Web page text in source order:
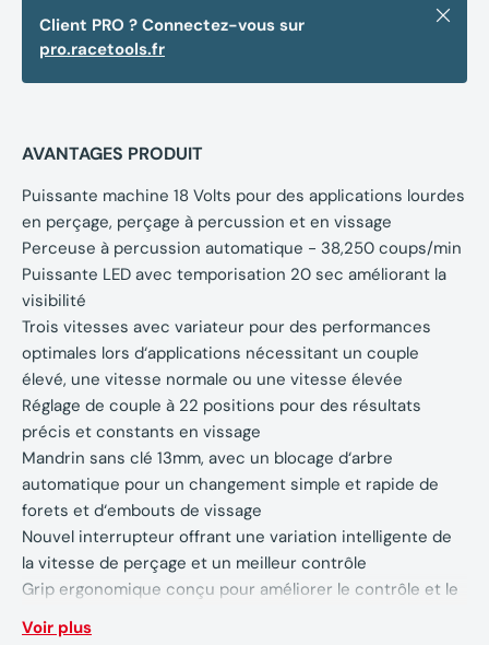
Client PRO ? Connectez-vous sur
pro.racetools.fr
Fermer
AVANTAGES PRODUIT
Puissante machine 18 Volts pour des applications lourdes
en perçage, perçage à percussion et en vissage
Perceuse à percussion automatique - 38,250 coups/min
Puissante LED avec temporisation 20 sec améliorant la
visibilité
Trois vitesses avec variateur pour des performances
optimales lors d‘applications nécessitant un couple
élevé, une vitesse normale ou une vitesse élevée
Réglage de couple à 22 positions pour des résultats
précis et constants en vissage
Mandrin sans clé 13mm, avec un blocage d‘arbre
automatique pour un changement simple et rapide de
forets et d‘embouts de vissage
Nouvel interrupteur offrant une variation intelligente de
la vitesse de perçage et un meilleur contrôle
Grip ergonomique conçu pour améliorer le contrôle et le
Voir plus